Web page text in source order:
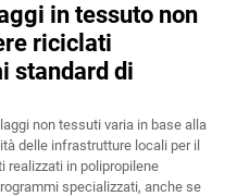
in tessuto non
riciclati
standard di
non tessuti varia in base alla
delle infrastrutture locali per il
realizzati in polipropilene
specializzati, anche se